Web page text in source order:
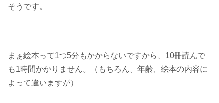
そうです。
まぁ絵本って1つ5分もかからないですから、10冊読んで
も1時間かかりません。（もちろん、年齢、絵本の内容に
よって違いますが）